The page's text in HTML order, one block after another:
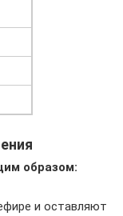
образом:
и оставляют